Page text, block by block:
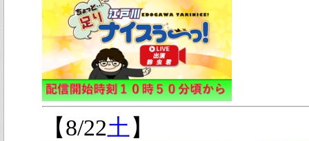
【8/22土 】